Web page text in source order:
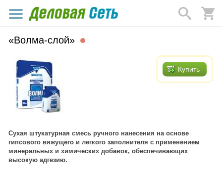
«Волма-слой»
Купить
Cухая штукатурная смесь ручного нанесения на основе
гипсового вяжущего и легкого заполнителя с применением
минеральных и химических добавок, обеспечивающих
высокую адгезию.